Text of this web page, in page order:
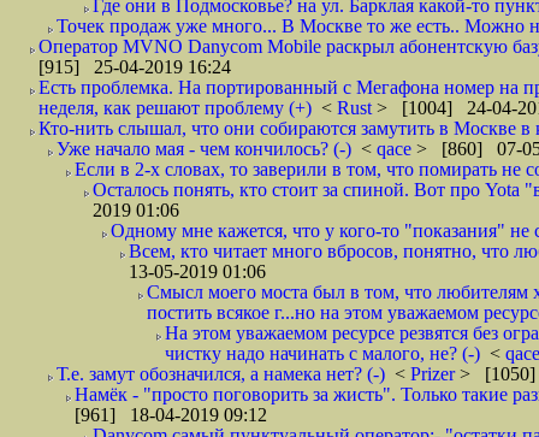
Где они в Подмосковье? на ул. Барклая какой-то
Точек продаж уже много... В Москве то же есть.. Можно
Оператор MVNO Danycom Mobile раскрыл абонентскую
[915] 25-04-2019 16:24
Есть проблемка. На портированный с Мегафона номер на
неделя, как решают проблему (+) < Rust > [1004] 24-04-
Кто-нить слышал, что они собираются замутить в Москве в
Уже начало мая - чем кончилось? (-) < qace > [860] 07-
Если в 2-х словах, то заверили в том, что помирать не
Осталось понять, кто стоит за спиной. Вот про Yota
2019 01:06
Одному мне кажется, что у кого-то "показания" не
Всем, кто читает много вбросов, понятно, что
13-05-2019 01:06
Смысл моего моста был в том, что любителям
постить всякое г...но на этом уважаемом
На этом уважаемом ресурсе резвятся без
чистку надо начинать с малого, не? (-) <
Т.е. замут обозначился, а намека нет? (-) < Prizer> [1050]
Намёк - "просто поговорить за жисть". Только такие
[961] 18-04-2019 09:12